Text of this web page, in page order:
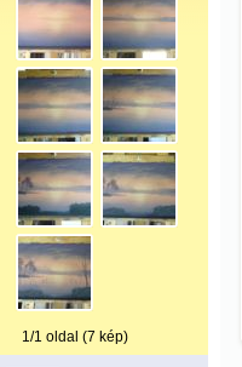
1/1 oldal (7 kép)